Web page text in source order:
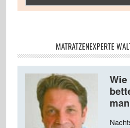
MATRATZENEXPERTE
man